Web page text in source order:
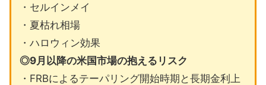
・セルインメイ
・夏枯れ相場
・ハロウィン効果
◎9月以降の米国市場の抱えるリスク
・FRBによるテーパリング開始時期と長期金利上